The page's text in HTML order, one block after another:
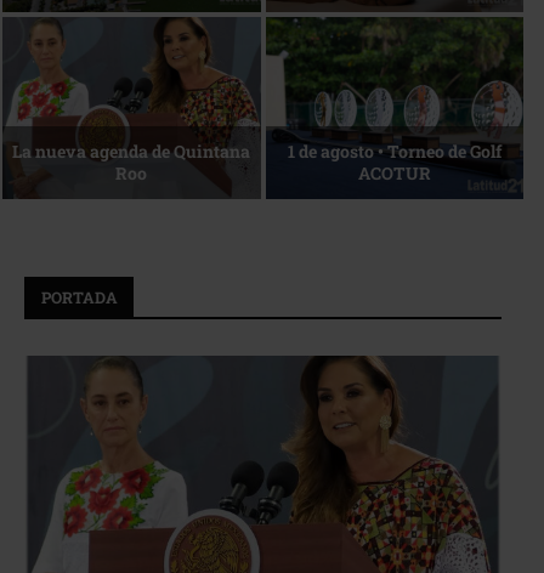
Reconocimiento de viajeros La esencia del servicio
PORTADA